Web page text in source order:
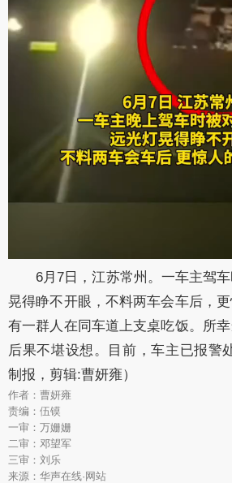
6月7日，江苏常州。一车主驾
晃得睁不开眼，不料两车会车后，
有一群人在同车道上支桌吃饭。所
后果不堪设想。目前，车主已报警
制报，剪辑:曹妍雍）
作者：曹妍雍
责编：伍镆
一审：万姗姗
二审：邓望军
三审：刘乐
来源：华声在线·网站